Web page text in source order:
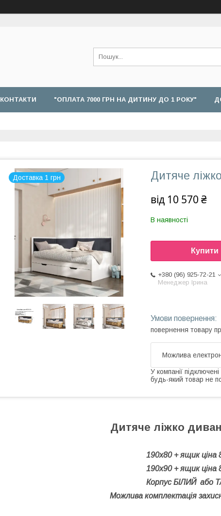
КОНТАКТИ "ОПЛАТА 7000 ГРН НА ДИТИНУ ДО 1 РОКУ"
Доставка 1 грн Дитяче
від 10 570 ₴
В наявності
Купити
+380 (96) 925-72-21
Менеджер Ірина
повернення товару
У компанії
будь-який товар не
Дитяче ліжко
190х80 + ящик ціна
190х90 + ящик ціна
Корпус БІЛИЙ або
Можлива комплектація